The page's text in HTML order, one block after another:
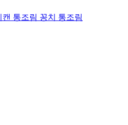
통조림 꽁치 통조림